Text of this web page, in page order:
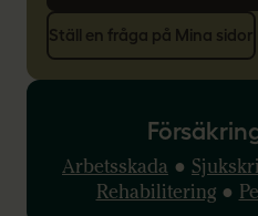
Ställ en fråga på Mina sidor
Arbetsskada ●
Rehabilitering●